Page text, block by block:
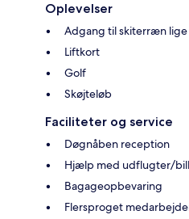
Oplevelser
Adgang til skiterræn
Liftkort
Golf
Skøjteløb
Faciliteter og service
Døgnåben reception
Hjælp med udflugter/
Bagageopbevaring
Flersproget